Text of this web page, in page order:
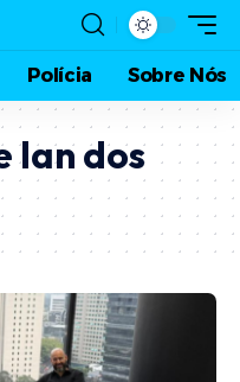
Polícia Sobre Nós
Ian dos